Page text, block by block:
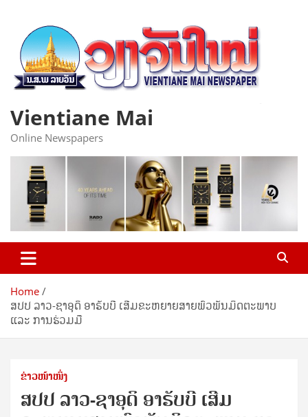
content
Vientiane Mai
Online Newspapers
Home
ສປປ ລາວ-ຊາອຸດິ ອາຣັບບີ ເສີມຂະຫຍາຍສາຍພົວພັນມິດຕະພາບ
ແລະ ການຮ່ວມມື
ຂ່າວໜ້າໜຶ່ງ
ສປປ ລາວ-ຊາອຸດິ ອາຣັບບີ ເສີມ